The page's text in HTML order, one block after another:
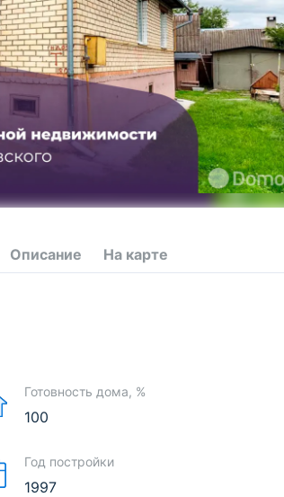
Описание На карте
Готовность дома, %
100
Год постройки
1997